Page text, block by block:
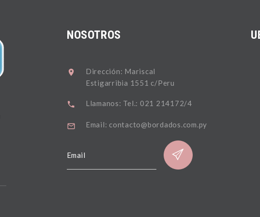
NOSOTROS
Dirección: Mariscal
Estigarribia 1551 c/Peru
Llamanos: Tel.: 021 214172/4
Email: contacto@bordados.com.py
Email